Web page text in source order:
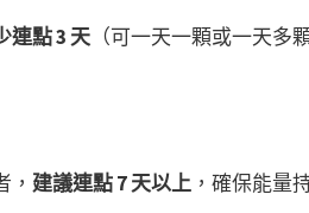
連點 3 天 （可一天一顆或一天多顆
， 建議連點 7 天以上 ，確保能量